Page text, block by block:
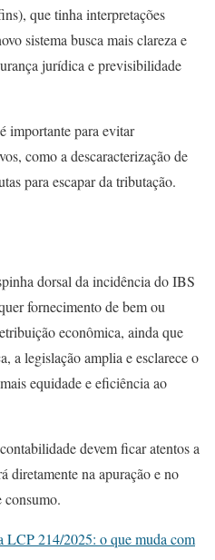
que tinha interpretações
sistema busca mais clareza e
jurídica e previsibilidade
importante para evitar
como a descaracterização de
para escapar da tributação.
dorsal da incidência do IBS
fornecimento de bem ou
econômica, ainda que
a legislação amplia e esclarece o
equidade e eficiência ao
devem ficar atentos a
diretamente na apuração e no
consumo.
LCP 214/2025: o que muda com